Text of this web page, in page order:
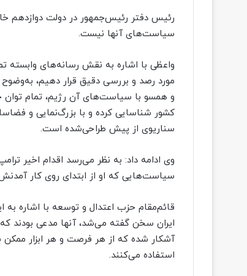
رئیس دفتر رئیس‌جمهور در دولت دوازدهم
سیاست‌های آنها نیست.
واعظی با اشاره به نقش رسانه‌های وابسته
مورد رصد و بررسی دقیق قرار دهیم،
و همسو با سیاست‌های آن رژیم، تمام توان
کشور شناسایی کرده و با بزرگ‌نمایی و
سناریوی از پیش طراحی‌شده است.
وی ادامه داد: به نظر می‌رسد اقدام اخیر
سیاست‌هایی که او از ابتدای روی کار آمدنش
قائم‌مقام حزب اعتدال و توسعه با اشاره به
ایران سخن گفته می‌شد، آنها مدعی بودند
آشکار شده که از هر فرصت و هر ابزار ممکن
استفاده می‌کنند.